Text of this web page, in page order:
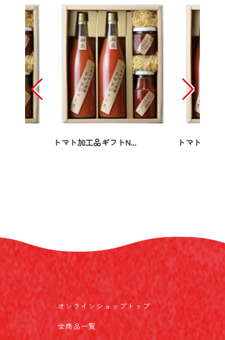
トマト加工品ギフトN... トマト加工
オンラインショップトップ
全商品一覧